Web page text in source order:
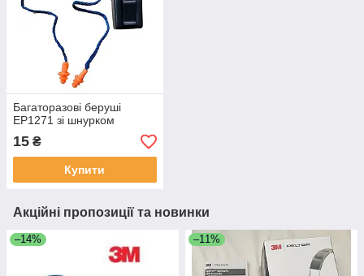
Багаторазові беруші
ЕР1271 зі шнурком
15 ₴
Купити
Акційні пропозиції та новинки
–14% –11%